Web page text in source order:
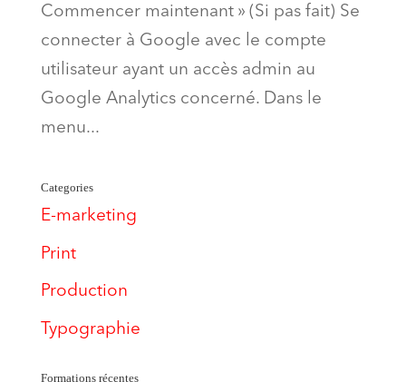
Commencer maintenant » (Si pas fait) Se
connecter à Google avec le compte
utilisateur ayant un accès admin au
Google Analytics concerné. Dans le
menu...
Categories
E-marketing
Print
Production
Typographie
Formations récentes